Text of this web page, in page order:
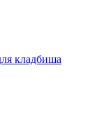
кладбиша